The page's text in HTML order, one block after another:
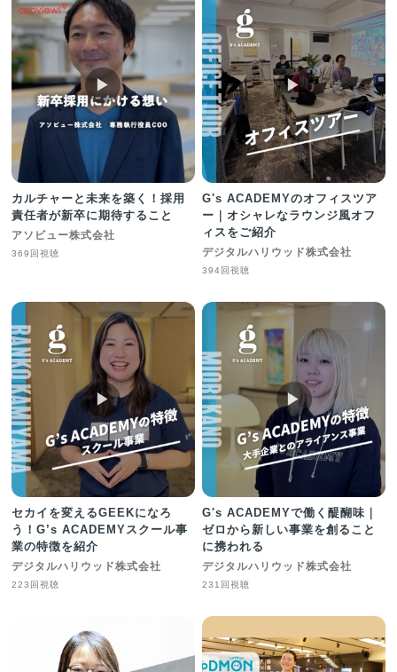
▶︎
カルチャーと未来を築く！採用
責任者が新卒に期待すること
アソビュー株式会社
369回視聴
▶︎
G's ACADEMYのオフィスツア
ー｜オシャレなラウンジ風オフ
ィスをご紹介
デジタルハリウッド株式会社
394回視聴
▶︎
セカイを変えるGEEKになろ
う！G’s ACADEMYスクール事
業の特徴を紹介
デジタルハリウッド株式会社
223回視聴
▶︎
G's ACADEMYで働く醍醐味｜
ゼロから新しい事業を創ること
に携われる
デジタルハリウッド株式会社
231回視聴